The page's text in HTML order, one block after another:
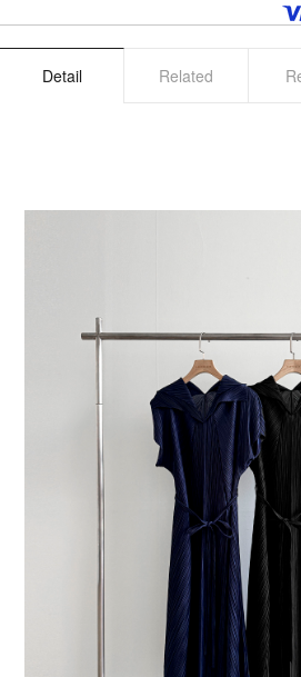
Detail Related